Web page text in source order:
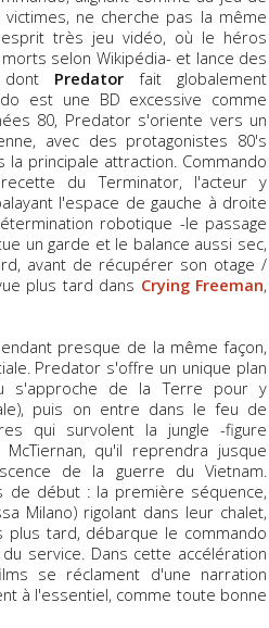
ne cherche pas la même
très jeu vidéo, où le héros
selon Wikipédia- et lance des
dont Predator fait globalement
est une BD excessive comme
80, Predator s'oriente vers un
avec des protagonistes 80's
principale attraction. Commando
du Terminator, l'acteur y
l'espace de gauche à droite
robotique -le passage
un garde et le balance aussi sec,
avant de récupérer son otage /
plus tard dans Crying Freeman,
presque de la même façon,
Predator s'offre un unique plan
s'approche de la Terre pour y
puis on entre dans le feu de
qui survolent la jungle -figure
qu'il reprendra jusque
de la guerre du Vietnam.
de début : la première séquence,
Milano) rigolant dans leur chalet,
plus tard, débarque le commando
service. Dans cette accélération
se réclament d'une narration
à l'essentiel, comme toute bonne